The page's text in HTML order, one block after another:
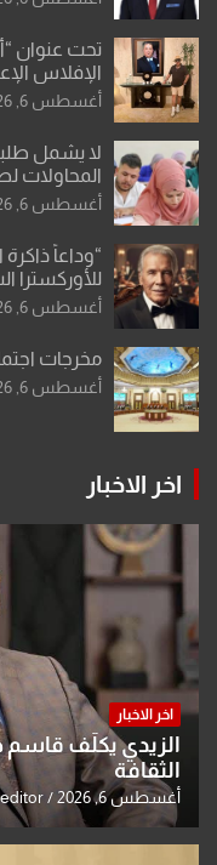
تحت عنوان
الإفلاس
الشكرجي
أغسطس 6, 2026
لا يشمل طلبة
المحاولات
أو مادتين
أغسطس 6, 2026
“وداعاً
للأوركسترا
أغسطس 6, 2026
مخرجات
أغسطس 6, 2026
اخر الاخبار
اخر الاخبار
الزيدي يكلّف قاسم
الثقافة
أغسطس 6, 2026 editor